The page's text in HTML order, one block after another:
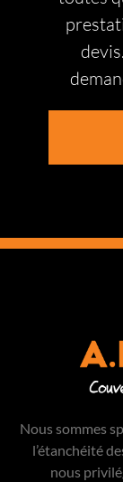
Nous sommes
l’étanchéité
nous